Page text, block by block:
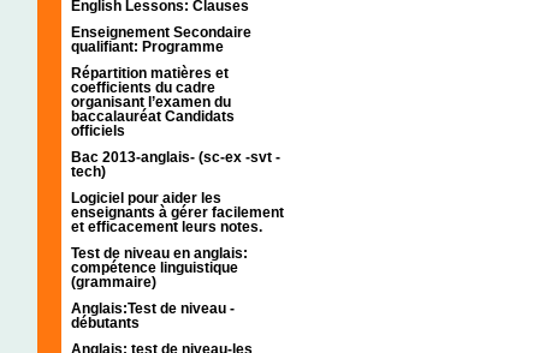
English Lessons: Clauses
Enseignement Secondaire
qualifiant: Programme
Répartition matières et
coefficients du cadre
organisant l’examen du
baccalauréat Candidats
officiels
Bac 2013-anglais- (sc-ex -svt -
tech)
Logiciel pour aider les
enseignants à gérer facilement
et efficacement leurs notes.
Test de niveau en anglais:
compétence linguistique
(grammaire)
Anglais:Test de niveau -
débutants
Anglais: test de niveau-les